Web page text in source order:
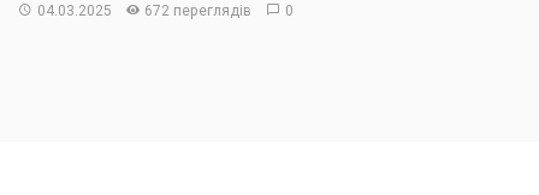
04.03.2025 672 переглядів 0